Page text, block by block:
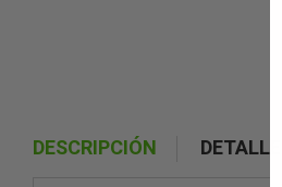
DESCRIPCIÓN